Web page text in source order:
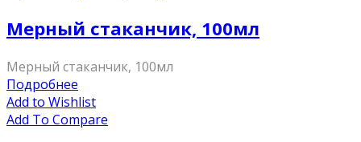
Мерный стаканчик, 100мл
Мерный стаканчик, 100мл
Подробнее
Add to Wishlist
Add To Compare